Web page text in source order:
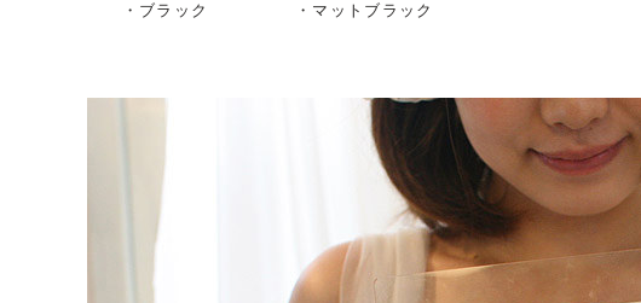
・ブラック ・マットブラック